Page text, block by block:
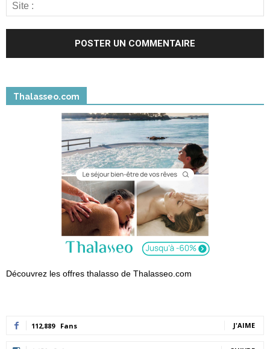
Thalasseo.com
Découvrez les offres thalasso de Thalasseo.com
112,889 Fans J'AIME